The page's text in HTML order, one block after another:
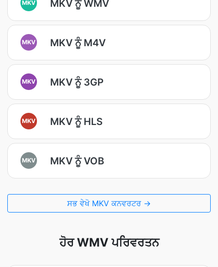
MKV MKV ਨੂੰ WMV
MKV MKV ਨੂੰ M4V
MKV MKV ਨੂੰ 3GP
MKV MKV ਨੂੰ HLS
MKV MKV ਨੂੰ VOB
ਸਭ ਵੇਖੋ MKV ਕਨਵਰਟਰ →
ਹੋਰ WMV ਪਰਿਵਰਤਨ